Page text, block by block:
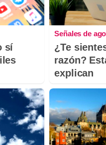
sí
Señales de
¿Te
razón?
explican